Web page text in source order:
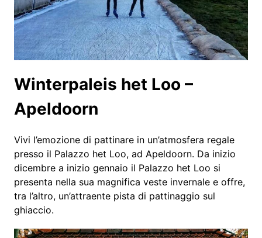
Winterpaleis het Loo –
Apeldoorn
Vivi l’emozione di pattinare in un’atmosfera regale
presso il Palazzo het Loo, ad Apeldoorn. Da inizio
dicembre a inizio gennaio il Palazzo het Loo si
presenta nella sua magnifica veste invernale e offre,
tra l’altro, un’attraente pista di pattinaggio sul
ghiaccio.